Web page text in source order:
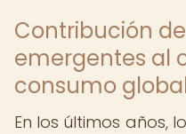
Contribución
emergentes al
consumo
En los últimos años,